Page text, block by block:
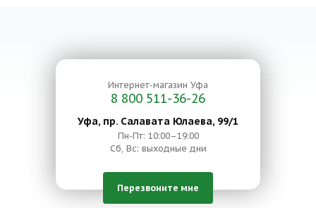
Интернет-магазин Уфа
8 800 511-36-26
Уфа, пр. Салавата Юлаева, 99/1
Пн-Пт: 10:00–19:00
Сб, Вс: выходные дни
Перезвоните мне